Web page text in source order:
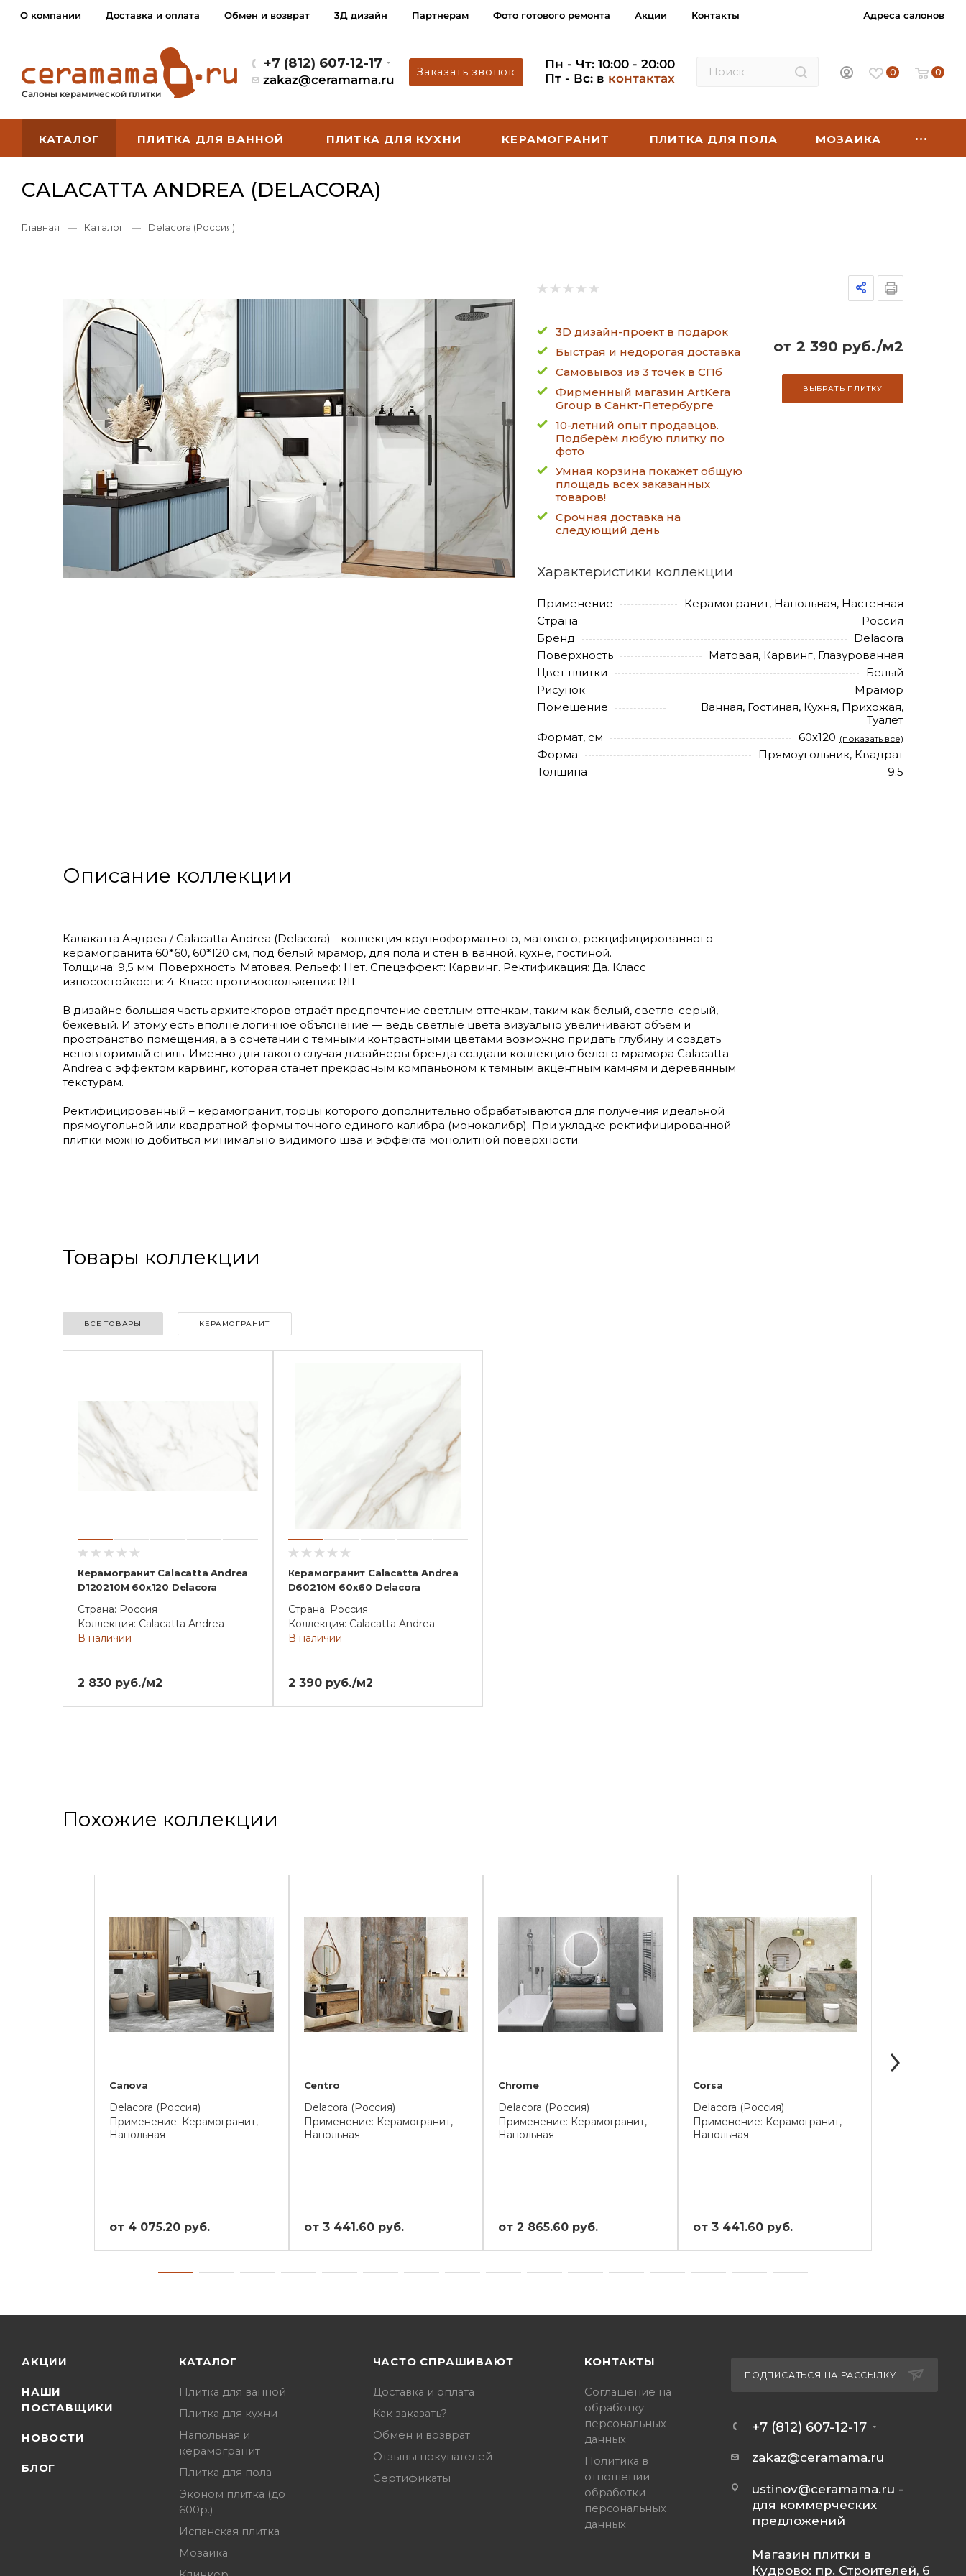
О компании Доставка и оплата Обмен и возврат 3Д дизайн Партнерам Фото готового ремонта Акции Контакты Адреса салонов
Салоны керамической плитки
+7 (812) 607-12-17
zakaz@ceramama.ru
Заказать звонок
Пн - Чт: 10:00 - 20:00
Пт - Вс: в контактах 0 0
КАТАЛОГ ПЛИТКА ДЛЯ ВАННОЙ ПЛИТКА ДЛЯ КУХНИ КЕРАМОГРАНИТ ПЛИТКА ДЛЯ ПОЛА МОЗАИКА
CALACATTA ANDREA (DELACORA)
Главная — Каталог — Delacora (Россия)
3D дизайн-проект в подарок
Быстрая и недорогая доставка
Самовывоз из 3 точек в СПб
Фирменный магазин ArtKera
Group в Санкт-Петербурге
10-летний опыт продавцов.
Подберём любую плитку по
фото
Умная корзина покажет общую
площадь всех заказанных
товаров!
Срочная доставка на
следующий день
от 2 390 руб./м2
ВЫБРАТЬ ПЛИТКУ
Характеристики коллекции
Применение
Керамогранит, Напольная, Настенная
Страна
Россия
Бренд
Delacora
Поверхность
Матовая, Карвинг, Глазурованная
Цвет плитки
Белый
Рисунок
Мрамор
Помещение
Ванная, Гостиная, Кухня, Прихожая,
Туалет
Формат, см
60х120 (показать все)
Форма
Прямоугольник, Квадрат
Толщина
9.5
Описание коллекции
Калакатта Андреа / Calacatta Andrea (Delacora) - коллекция крупноформатного, матового, рекцифицированного
керамогранита 60*60, 60*120 см, под белый мрамор, для пола и стен в ванной, кухне, гостиной.
Толщина: 9,5 мм. Поверхность: Матовая. Рельеф: Нет. Спецэффект: Карвинг. Ректификация: Да. Класс
износостойкости: 4. Класс противоскольжения: R11.
В дизайне большая часть архитекторов отдаёт предпочтение светлым оттенкам, таким как белый, светло-серый,
бежевый. И этому есть вполне логичное объяснение — ведь светлые цвета визуально увеличивают объем и
пространство помещения, а в сочетании с темными контрастными цветами возможно придать глубину и создать
неповторимый стиль. Именно для такого случая дизайнеры бренда создали коллекцию белого мрамора Calacatta
Andrea с эффектом карвинг, которая станет прекрасным компаньоном к темным акцентным камням и деревянным
текстурам.
Ректифицированный – керамогранит, торцы которого дополнительно обрабатываются для получения идеальной
прямоугольной или квадратной формы точного единого калибра (монокалибр). При укладке ректифицированной
плитки можно добиться минимально видимого шва и эффекта монолитной поверхности.
Товары коллекции
ВСЕ ТОВАРЫ КЕРАМОГРАНИТ
Керамогранит Calacatta Andrea
D120210M 60х120 Delacora
Страна: Россия
Коллекция: Calacatta Andrea
В наличии
2 830 руб./м2
Керамогранит Calacatta Andrea
D60210M 60х60 Delacora
Страна: Россия
Коллекция: Calacatta Andrea
В наличии
2 390 руб./м2
Похожие коллекции
Canova
Delacora (Россия)
Применение: Керамогранит,
Напольная
от 4 075.20 руб.
Centro
Delacora (Россия)
Применение: Керамогранит,
Напольная
от 3 441.60 руб.
Chrome
Delacora (Россия)
Применение: Керамогранит,
Напольная
от 2 865.60 руб.
Corsa
Delacora (Россия)
Применение: Керамогранит,
Напольная
от 3 441.60 руб.
АКЦИИ
НАШИ
ПОСТАВЩИКИ
НОВОСТИ
БЛОГ
КАТАЛОГ
Плитка для ванной
Плитка для кухни
Напольная и
керамогранит
Плитка для пола
Эконом плитка (до
600р.)
Испанская плитка
Мозаика
ЧАСТО СПРАШИВАЮТ
Доставка и оплата
Как заказать?
Обмен и возврат
Отзывы покупателей
Сертификаты
КОНТАКТЫ
Соглашение на
обработку
персональных
данных
Политика в
отношении
обработки
персональных
данных
ПОДПИСАТЬСЯ НА РАССЫЛКУ
+7 (812) 607-12-17
zakaz@ceramama.ru
ustinov@ceramama.ru -
для коммерческих
предложений
Магазин плитки в
Кудрово: пр. Строителей, 6